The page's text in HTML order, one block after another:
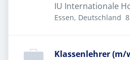
IU Internationale
Essen, Deutschland
Klassenlehrer